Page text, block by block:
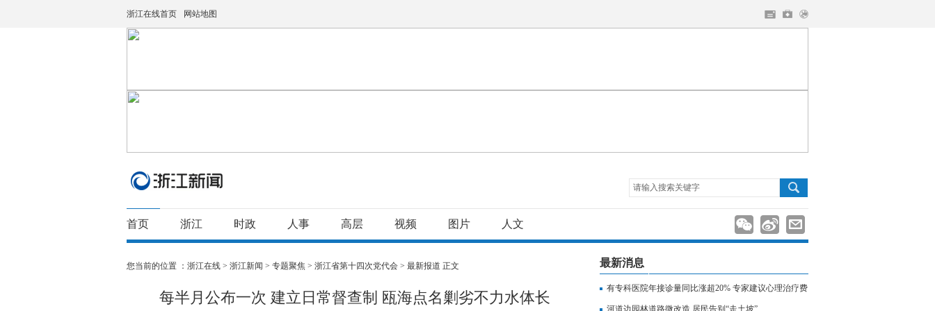
浙江在线首页 网站地图
请输入搜索关键字
首页 浙江 时政 人事 高层 视频 图片 人文
您当前的位置 ： 浙江在线 > 浙江新闻 > 专题聚焦 > 浙江省第十四次党代会 > 最新报道 正文
每半月公布一次 建立日常督查制 瓯海点名剿劣不力水体长
最新消息
有专科医院年接诊量同比涨超20% 专家建议心理治疗费
用纳入医保
河道边园林道路微改造 居民告别“走土坡”